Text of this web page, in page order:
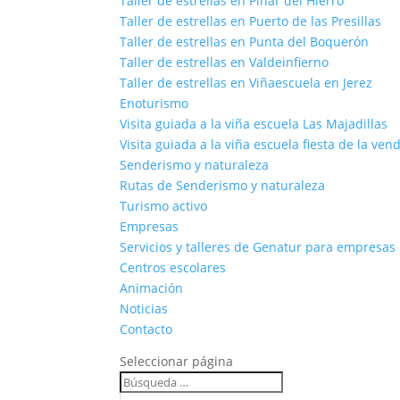
Taller de estrellas en Puerto de las Presillas
Taller de estrellas en Punta del Boquerón
Taller de estrellas en Valdeinfierno
Taller de estrellas en Viñaescuela en Jerez
Enoturismo
Visita guiada a la viña escuela Las Majadillas
Visita guiada a la viña escuela fiesta de la
Senderismo y naturaleza
Rutas de Senderismo y naturaleza
Turismo activo
Empresas
Servicios y talleres de Genatur para empresas
Centros escolares
Animación
Noticias
Contacto
Seleccionar página